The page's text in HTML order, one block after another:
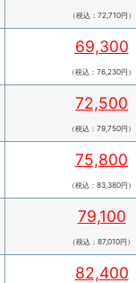
（税込：72,710円）
69,300
（税込：76,230円）
72,500
（税込：79,750円）
75,800
（税込：83,380円）
79,100
（税込：87,010円）
82,400